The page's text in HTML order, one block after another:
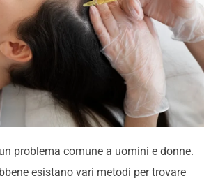
problema comune a uomini e donne.
esistano vari metodi per trovare